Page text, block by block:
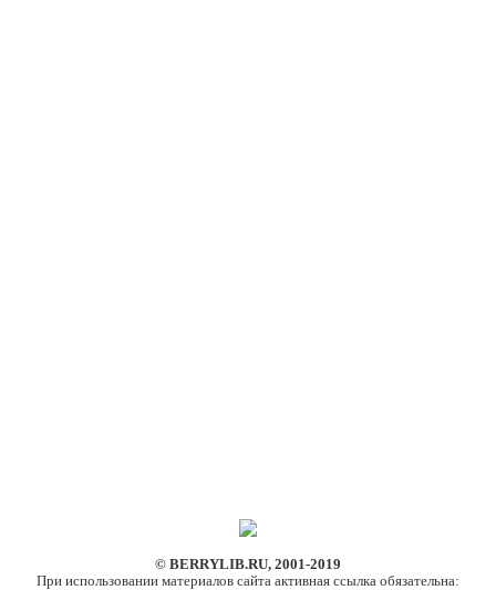
© BERRYLIB.RU, 2001-2019
При использовании материалов сайта активная ссылка обязательна: